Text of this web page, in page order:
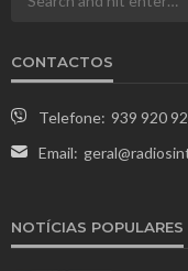
CONTACTOS
Telefone: 939 920
Email:
NOTÍCIAS POPULARES